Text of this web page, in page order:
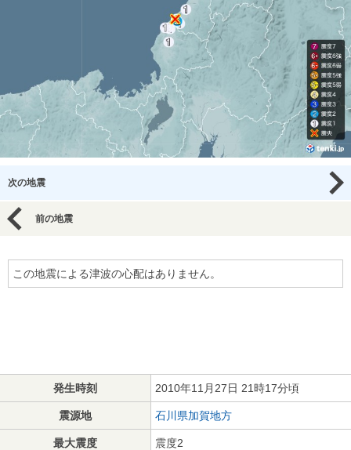
次の地震
前の地震
この地震による津波の心配はありません。
発生時刻 2010年11月27日 21時17分頃
震源地 石川県加賀地方
最大震度 震度2